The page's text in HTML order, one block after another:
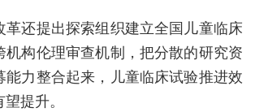
革还提出探索组织建立全国儿童临床
机构伦理审查机制，把分散的研究资
能力整合起来，儿童临床试验推进效
提升。